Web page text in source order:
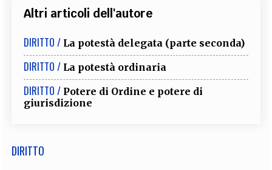
Altri articoli dell'autore
DIRITTO / La potestà delegata (parte seconda)
DIRITTO / La potestà ordinaria
DIRITTO / Potere di Ordine e potere di
giurisdizione
DIRITTO